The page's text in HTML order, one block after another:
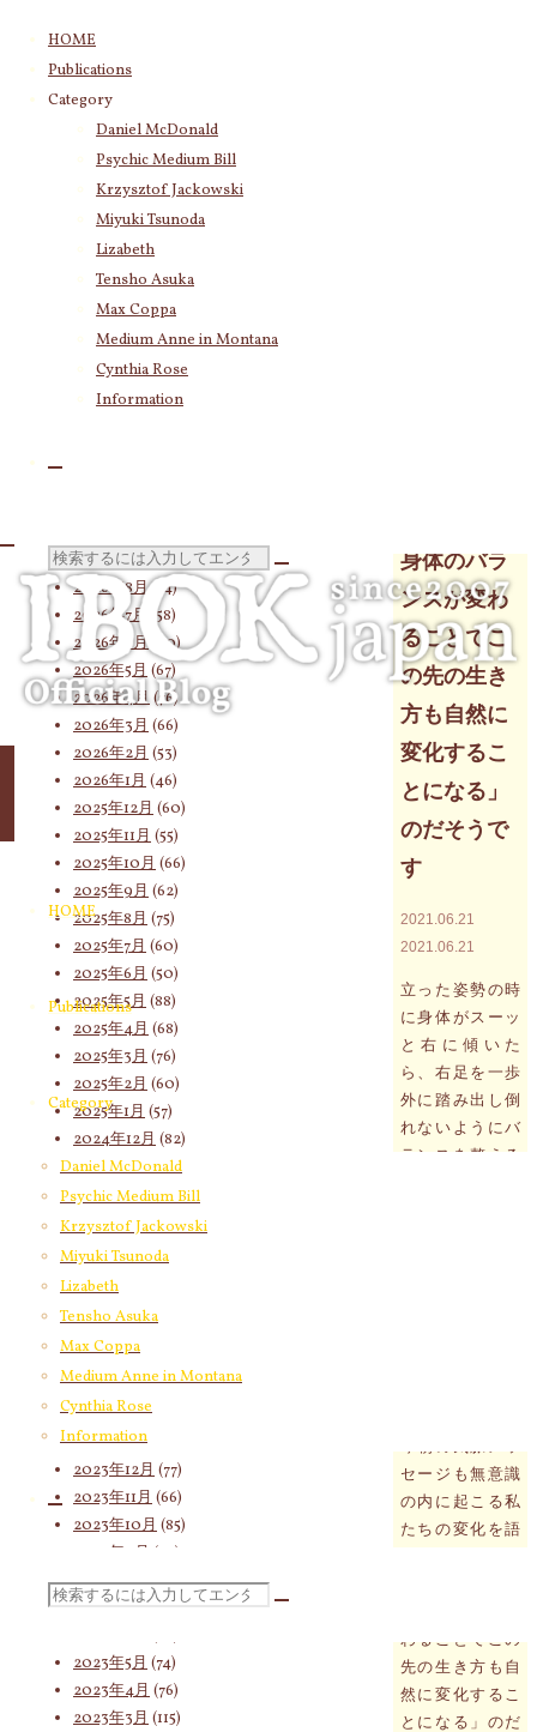
HOME
Publications
Category
Daniel McDonald
Psychic Medium Bill
Krzysztof Jackowski
Miyuki Tsunoda
Lizabeth
Tensho Asuka
Max Coppa
Medium Anne in Montana
Cynthia Rose
Information
検
索
対
HOME
Publications
Category
Daniel McDonald
Psychic Medium Bill
Krzysztof Jackowski
Miyuki Tsunoda
Lizabeth
Tensho Asuka
Max Coppa
Medium Anne in Montana
Cynthia Rose
Information
検
索
身体のバラ
ンスが変わ
ることでこ
の先の生き
方も自然に
変化するこ
とになる」
のだそうで
す
2021.06.21
2021.06.21
立った姿勢の時
に身体がスーッ
と右に傾いた
ら、右足を一歩
外に踏み出し倒
れないようにバ
ランスを整える
セージも無意識
の内に起こる私
たちの変化を語
わることでこの
先の生き方も自
然に変化するこ
とになる」のだ
Daniel McDonald (243)
Psychic Medium Bill
Katherine
Krzysztof Jackowski
Miyuki Tsunoda(2,918)
Lizabeth(255)
Tensho Asuka(3,028)
Amanda Coppa(210)
Max Coppa(403)
Archives
2026年8月(14)
2026年7月
(58)
2026年6月 (60)
2026年5月 (67)
2026年4月 (76)
2026年3月 (66)
2026年2月 (53)
2026年1月 (46)
2025年12月 (60)
2025年11月 (55)
2025年10月 (66)
2025年9月 (62)
2025年8月 (75)
2025年7月 (60)
2025年6月 (50)
2025年5月 (88)
2025年4月 (68)
2025年3月 (76)
2025年2月 (60)
2025年1月 (57)
2024年12月 (82)
2024年11月(53)
2024年10月(65)
2024年9月(58)
2024年8月(65)
2024年7月
2024年6月
2024年4月
2024年3月(70)
2024年2月(55)
2024年1月
2023年12月 (77)
2023年11月 (66)
2023年10月 (85)
2023年9月 (59)
2023年8月(91)
2023年7月(89)
2023年5月 (74)
2023年4月 (76)
2023年3月 (115)